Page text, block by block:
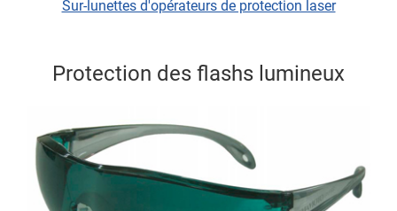
Sur-lunettes d'opérateurs de protection laser
Protection des flashs lumineux